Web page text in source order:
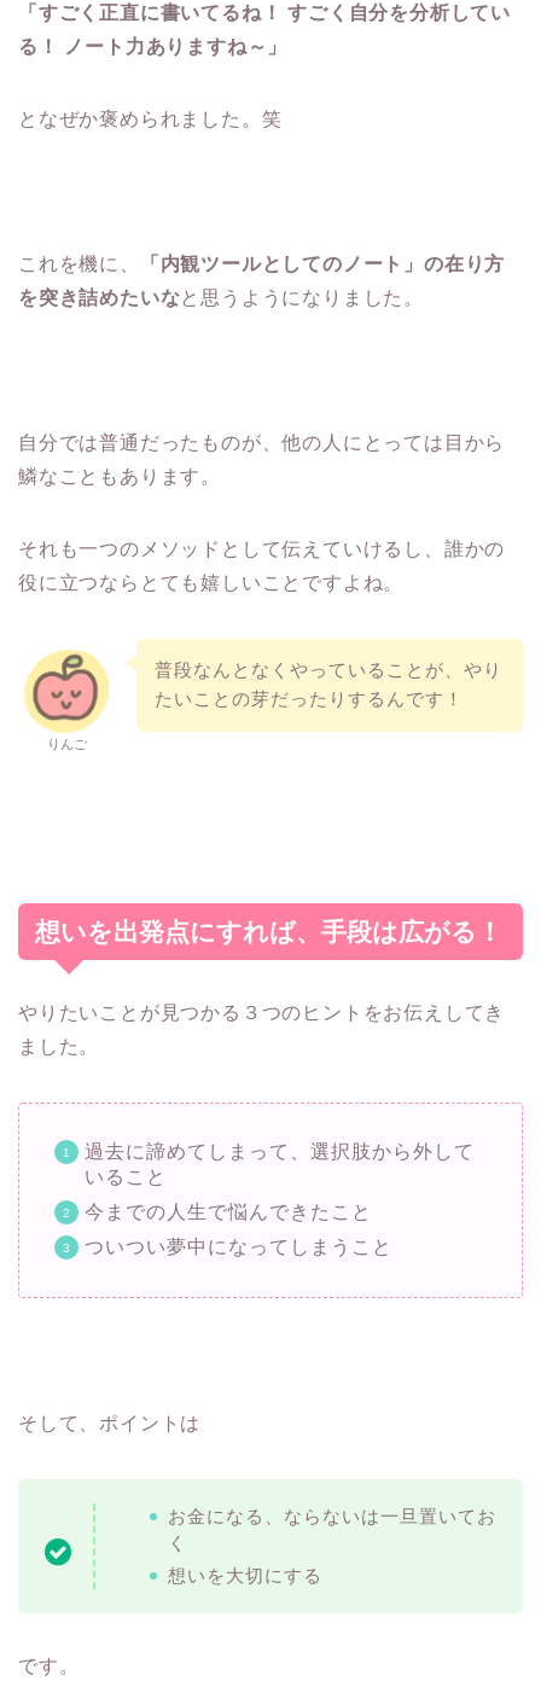
「すごく正直に書いてるね！ すごく自分を分析してい
る！ ノート力ありますね～」
となぜか褒められました。笑
これを機に、
「内観ツールとしてのノート」の在り方
を突き詰めたいなと思うようになりました。
自分では普通だったものが、他の人にとっては目から
鱗なこともあります。
それも一つのメソッドとして伝えていけるし、誰かの
役に立つならとても嬉しいことですよね。
りんご
普段なんとなくやっていることが、やり
たいことの芽だったりするんです！
想いを出発点にすれば、手段は広がる！
やりたいことが見つかる３つのヒントをお伝えしてき
ました。
過去に諦めてしまって、選択肢から外して
いること
今までの人生で悩んできたこと
ついつい夢中になってしまうこと
そして、ポイントは
お金になる、ならないは一旦置いてお
く
想いを大切にする
です。